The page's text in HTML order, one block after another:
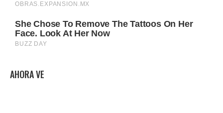
AHORA VE